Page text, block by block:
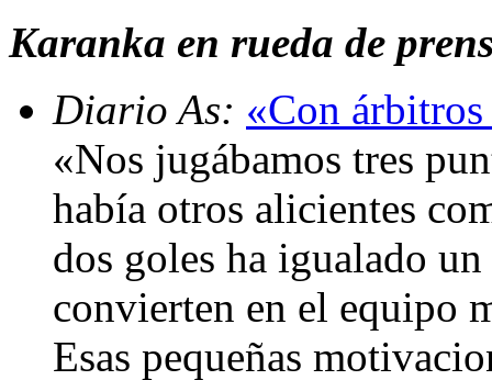
Karanka en rueda de
Diario As: «Con
«Nos jugábamos tres
había otros alicientes
dos goles ha igualado
convierten en el equipo
Esas pequeñas